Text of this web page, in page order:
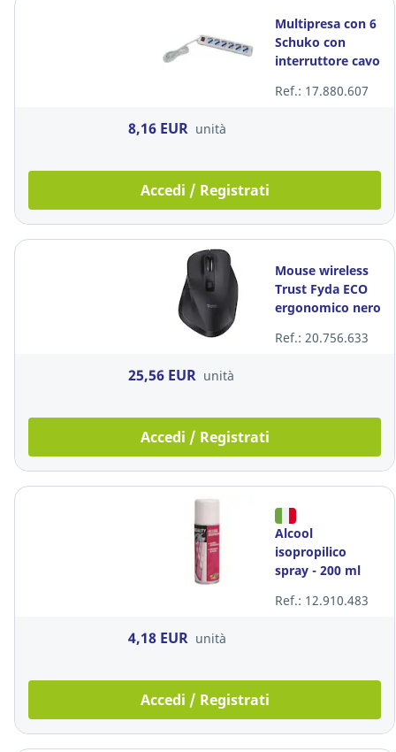
Multipresa con 6
Schuko con
interruttore cavo
Ref.: 17.880.607
8,16 EUR unità
Accedi / Registrati
Mouse wireless
Trust Fyda ECO
ergonomico nero
Ref.: 20.756.633
25,56 EUR unità
Accedi / Registrati
Alcool
isopropilico
spray - 200 ml
Ref.: 12.910.483
4,18 EUR unità
Accedi / Registrati